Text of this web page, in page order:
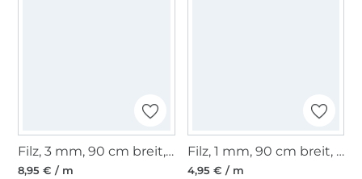
Filz, 3 mm, 90 cm breit, natur
8,95 € / m
Filz, 1 mm, 90 cm breit, schwarz
4,95 € / m